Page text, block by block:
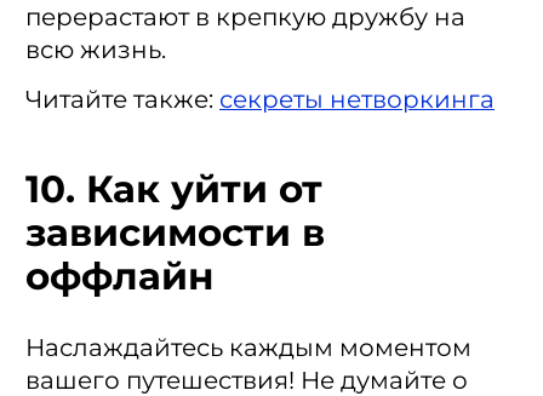
перерастают в крепкую дружбу на
всю жизнь.
Читайте также: секреты нетворкинга
10. Как уйти от
зависимости в
оффлайн
Наслаждайтесь каждым моментом
вашего путешествия! Не думайте о